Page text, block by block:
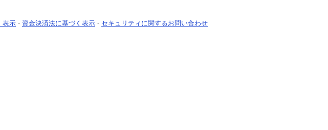
表示 - 資金決済法に基づく表示 - セキュリティに関するお問い合わせ